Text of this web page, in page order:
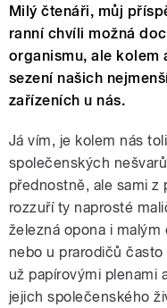
Milý čtenáři, můj
ranní chvíli možná
organismu, ale kolem
sezení našich
zařízeních u nás.
Já vím, je kolem nás
společenských
přednostně, ale sami z
rozzuří ty naprosté
železná opona i
nebo u prarodičů
už papírovými plenami
jejich společenského